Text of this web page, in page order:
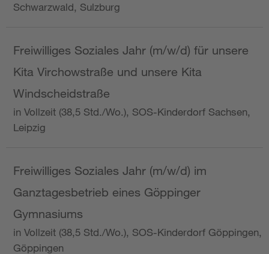
Schwarzwald, Sulzburg
Freiwilliges Soziales Jahr (m/w/d) für unsere
Kita Virchowstraße und unsere Kita
Windscheidstraße
in Vollzeit (38,5 Std./Wo.), SOS-Kinderdorf Sachsen,
Leipzig
Freiwilliges Soziales Jahr (m/w/d) im
Ganztagesbetrieb eines Göppinger
Gymnasiums
in Vollzeit (38,5 Std./Wo.), SOS-Kinderdorf Göppingen,
Göppingen